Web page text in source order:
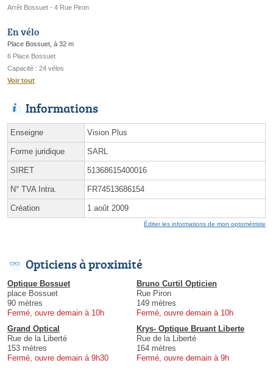
Arrêt Bossuet - 4 Rue Piron
En vélo
Place Bossuet, à 32 m
6 Place Bossuet
Capacité : 24 vélos
Voir tout
Informations
Enseigne Vision Plus
Forme juridique SARL
SIRET 51368615400016
N° TVA Intra. FR74513686154
Création 1 août 2009
Éditer les informations de mon optométriste
Opticiens à proximité
Optique Bossuet
place Bossuet
90 mètres
Fermé, ouvre demain à 10h
Bruno Curtil Opticien
Rue Piron
149 mètres
Fermé, ouvre demain à 10h
Grand Optical
Rue de la Liberté
153 mètres
Fermé, ouvre demain à 9h30
Krys- Optique Bruant Liberte
Rue de la Liberté
164 mètres
Fermé, ouvre demain à 9h